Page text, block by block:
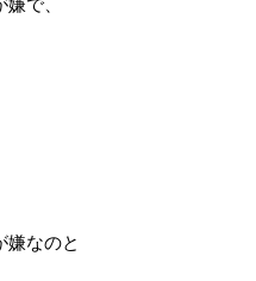
で、
嫌なのと